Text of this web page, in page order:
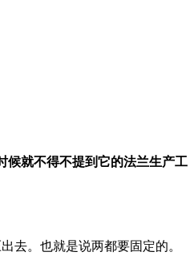
候就不得不提到它的法兰生产工
。也就是说两都要固定的。